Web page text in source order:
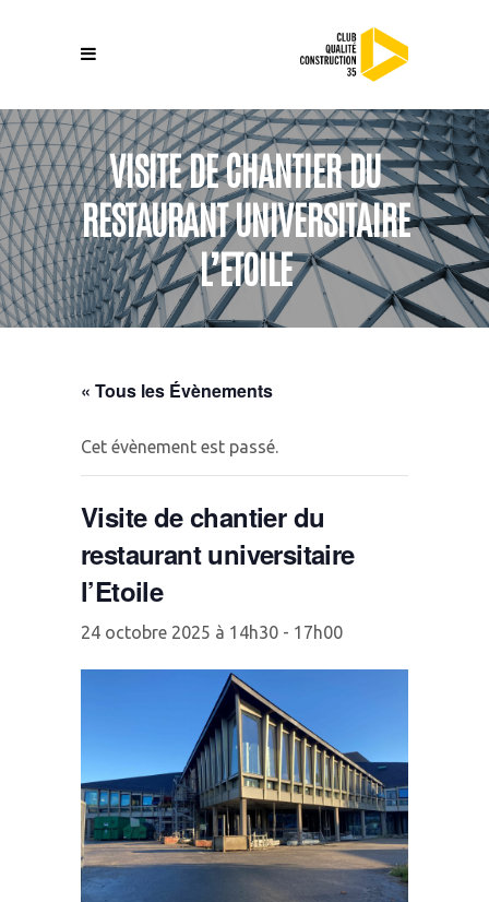
VISITE DE CHANTIER DU
RESTAURANT UNIVERSITAIRE
L’ETOILE
« Tous les Évènements
Cet évènement est passé.
Visite de chantier du
restaurant universitaire
l’Etoile
24 octobre 2025 à 14h30 - 17h00